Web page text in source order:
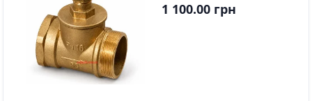
1 100.00 грн